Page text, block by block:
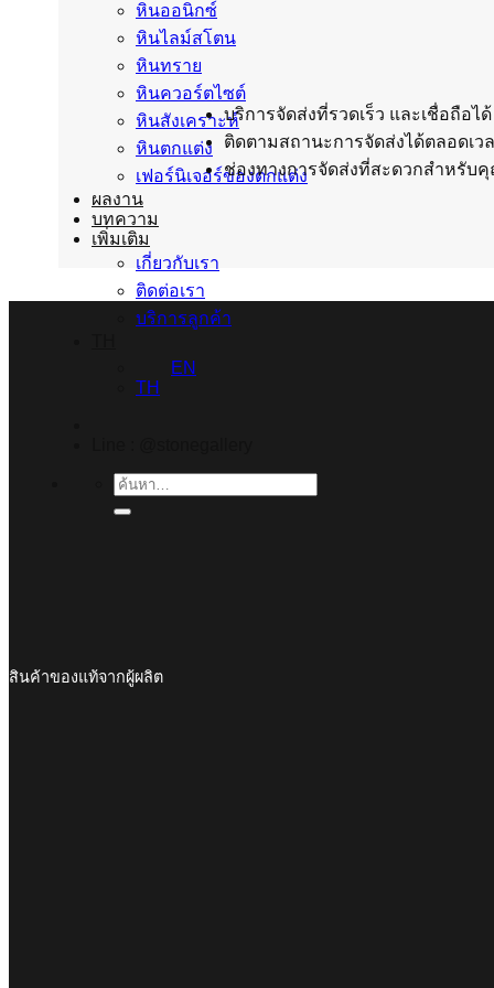
หินออนิกซ์
หินไลม์สโตน
หินทราย
หินควอร์ตไซต์
หินสังเคราะห์
หินตกแต่ง
เฟอร์นิเจอร์ของตกแต่ง
ผลงาน
บทความ
เพิ่มเติม
เกี่ยวกับเรา
ติดต่อเรา
บริการลูกค้า
EN
TH
ค้นหา:
บริการจัดส่งที่รวดเร็ว และเชื่อถือได้
ติดตามสถานะการจัดส่งได้ตลอดเว
ช่องทางการจัดส่งที่สะดวกสำหรับ
สินค้าของแท้จากผู้ผลิต